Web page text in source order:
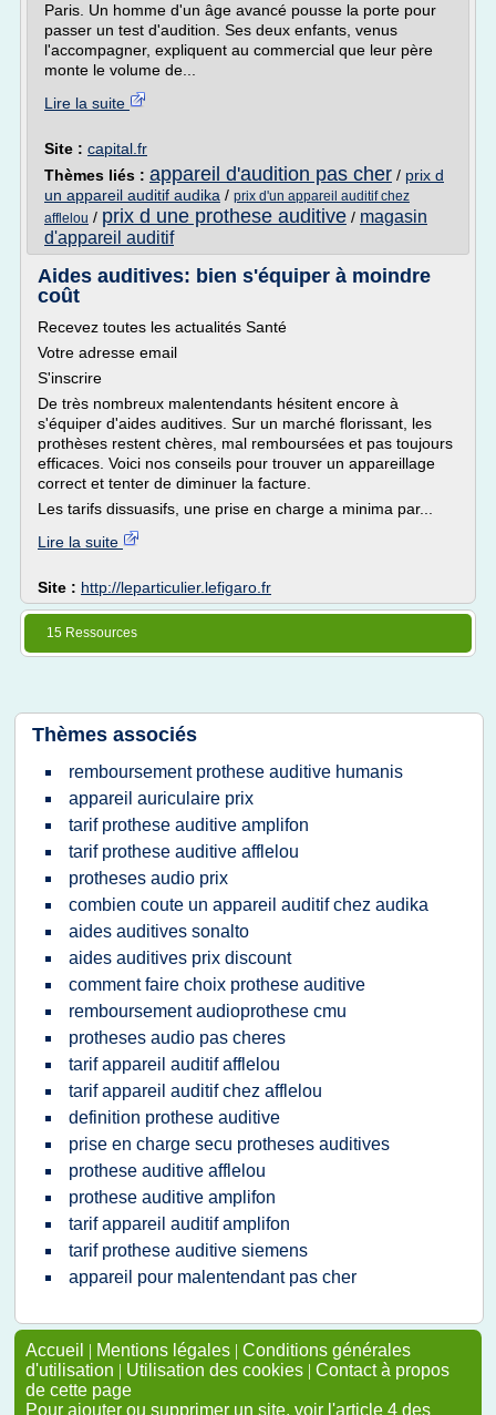
Paris. Un homme d'un âge avancé pousse la porte pour
passer un test d'audition. Ses deux enfants, venus
l'accompagner, expliquent au commercial que leur père
monte le volume de...
Lire la suite
Site : capital.fr
Thèmes liés : appareil d'audition pas cher / prix d
un appareil auditif audika / prix d'un appareil auditif chez
afflelou / prix d une prothese auditive / magasin
d'appareil auditif
Aides auditives: bien s'équiper à moindre
coût
Recevez toutes les actualités Santé
Votre adresse email
S'inscrire
De très nombreux malentendants hésitent encore à
s'équiper d'aides auditives. Sur un marché florissant, les
prothèses restent chères, mal remboursées et pas toujours
efficaces. Voici nos conseils pour trouver un appareillage
correct et tenter de diminuer la facture.
Les tarifs dissuasifs, une prise en charge a minima par...
Lire la suite
Site : http://leparticulier.lefigaro.fr
15 Ressources
Thèmes associés
remboursement prothese auditive humanis
appareil auriculaire prix
tarif prothese auditive amplifon
tarif prothese auditive afflelou
protheses audio prix
combien coute un appareil auditif chez audika
aides auditives sonalto
aides auditives prix discount
comment faire choix prothese auditive
remboursement audioprothese cmu
protheses audio pas cheres
tarif appareil auditif afflelou
tarif appareil auditif chez afflelou
definition prothese auditive
prise en charge secu protheses auditives
prothese auditive afflelou
prothese auditive amplifon
tarif appareil auditif amplifon
tarif prothese auditive siemens
appareil pour malentendant pas cher
Accueil | Mentions légales | Conditions générales
d'utilisation | Utilisation des cookies | Contact à propos
de cette page
Pour ajouter ou supprimer un site, voir l'article 4 des